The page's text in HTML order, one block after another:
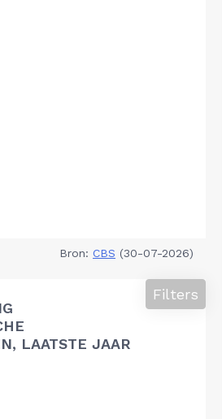
Bron: CBS (30-07-2026)
LAATSTE JAAR
Filters